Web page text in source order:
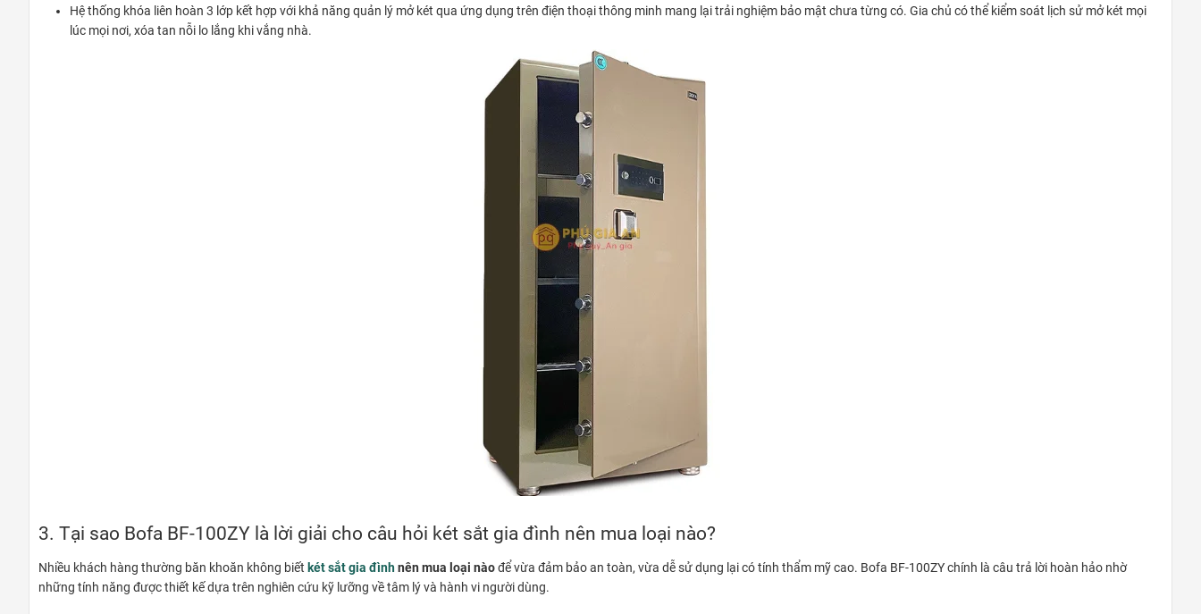
Hệ thống khóa liên hoàn 3 lớp kết hợp với khả năng quản lý mở két qua ứng dụng trên điện thoại thông minh mang lại trải nghiệm bảo mật chưa từng có. Gia chủ có thể kiểm soát lịch sử mở két mọi
lúc mọi nơi, xóa tan nỗi lo lắng khi vắng nhà.
3. Tại sao Bofa BF-100ZY là lời giải cho câu hỏi két sắt gia đình nên mua loại nào?
Nhiều khách hàng thường băn khoăn không biết két sắt gia đìnhnên mua loại nàođể vừa đảm bảo an toàn, vừa dễ sử dụng lại có tính thẩm mỹ cao. Bofa BF-100ZY chính là câu trả lời hoàn hảo nhờ
những tính năng được thiết kế dựa trên nghiên cứu kỹ lưỡng về tâm lý và hành vi người dùng.